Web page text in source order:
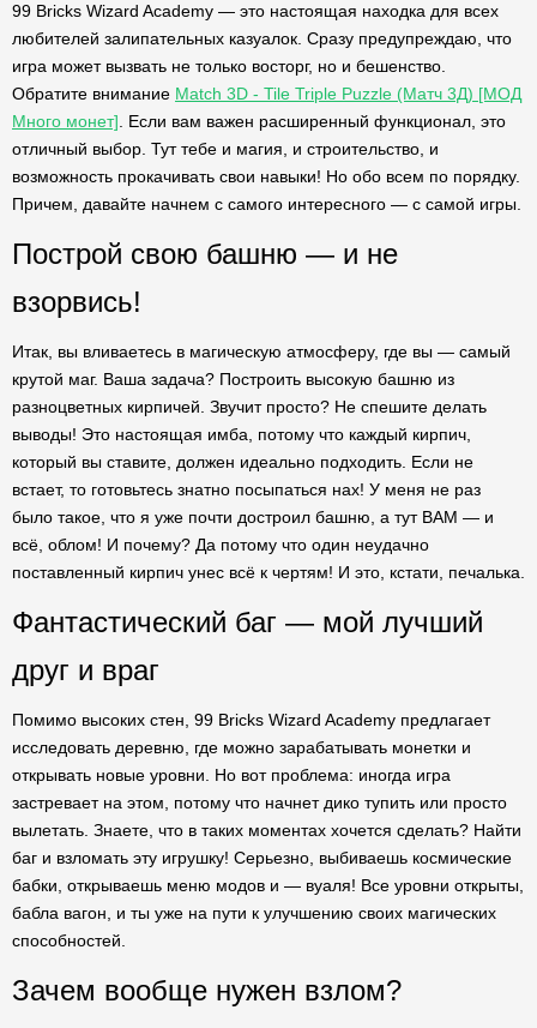
99 Bricks Wizard Academy — это настоящая находка для всех
любителей залипательных казуалок. Сразу предупреждаю, что
игра может вызвать не только восторг, но и бешенство.
Обратите внимание Match 3D - Tile Triple Puzzle (Матч 3Д) [МОД
Много монет] . Если вам важен расширенный функционал, это
отличный выбор. Тут тебе и магия, и строительство, и
возможность прокачивать свои навыки! Но обо всем по порядку.
Причем, давайте начнем с самого интересного — с самой игры.
Построй свою башню — и не
взорвись!
Итак, вы вливаетесь в магическую атмосферу, где вы — самый
крутой маг. Ваша задача? Построить высокую башню из
разноцветных кирпичей. Звучит просто? Не спешите делать
выводы! Это настоящая имба, потому что каждый кирпич,
который вы ставите, должен идеально подходить. Если не
встает, то готовьтесь знатно посыпаться нах! У меня не раз
было такое, что я уже почти достроил башню, а тут BAM — и
всё, облом! И почему? Да потому что один неудачно
поставленный кирпич унес всё к чертям! И это, кстати, печалька.
Фантастический баг — мой лучший
друг и враг
Помимо высоких стен, 99 Bricks Wizard Academy предлагает
исследовать деревню, где можно зарабатывать монетки и
открывать новые уровни. Но вот проблема: иногда игра
застревает на этом, потому что начнет дико тупить или просто
вылетать. Знаете, что в таких моментах хочется сделать? Найти
баг и взломать эту игрушку! Серьезно, выбиваешь космические
бабки, открываешь меню модов и — вуаля! Все уровни открыты,
бабла вагон, и ты уже на пути к улучшению своих магических
способностей.
Зачем вообще нужен взлом?